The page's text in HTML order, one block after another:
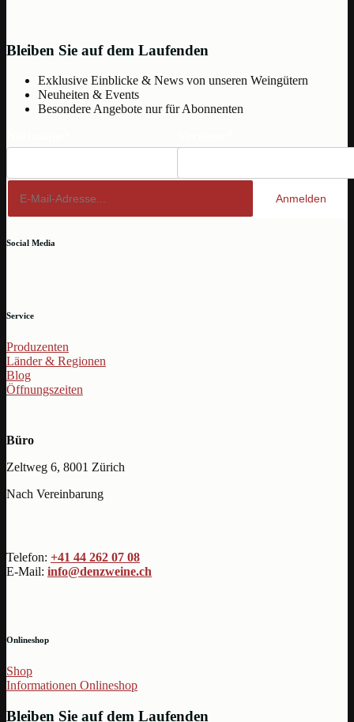
Bleiben Sie auf dem Laufenden
Exklusive Einblicke & News von unseren Weingütern
Neuheiten & Events
Besondere Angebote nur für Abonnenten
Anmelden
Social Media
Service
Produzenten
Länder & Regionen
Blog
Öffnungszeiten
Büro
Zeltweg 6, 8001 Zürich
Nach Vereinbarung
Telefon: +41 44 262 07 08
E-Mail: info@denzweine.ch
Onlineshop
Shop
Informationen Onlineshop
Bleiben Sie auf dem Laufenden